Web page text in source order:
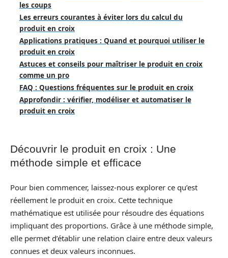
les coups
Les erreurs courantes à éviter lors du calcul du
produit en croix
Applications pratiques : Quand et pourquoi utiliser le
produit en croix
Astuces et conseils pour maîtriser le produit en croix
comme un pro
FAQ : Questions fréquentes sur le produit en croix
Approfondir : vérifier, modéliser et automatiser le
produit en croix
Découvrir le produit en croix : Une
méthode simple et efficace
Pour bien commencer, laissez-nous explorer ce qu’est
réellement le produit en croix. Cette technique
mathématique est utilisée pour résoudre des équations
impliquant des proportions. Grâce à une méthode simple,
elle permet d’établir une relation claire entre deux valeurs
connues et deux valeurs inconnues.